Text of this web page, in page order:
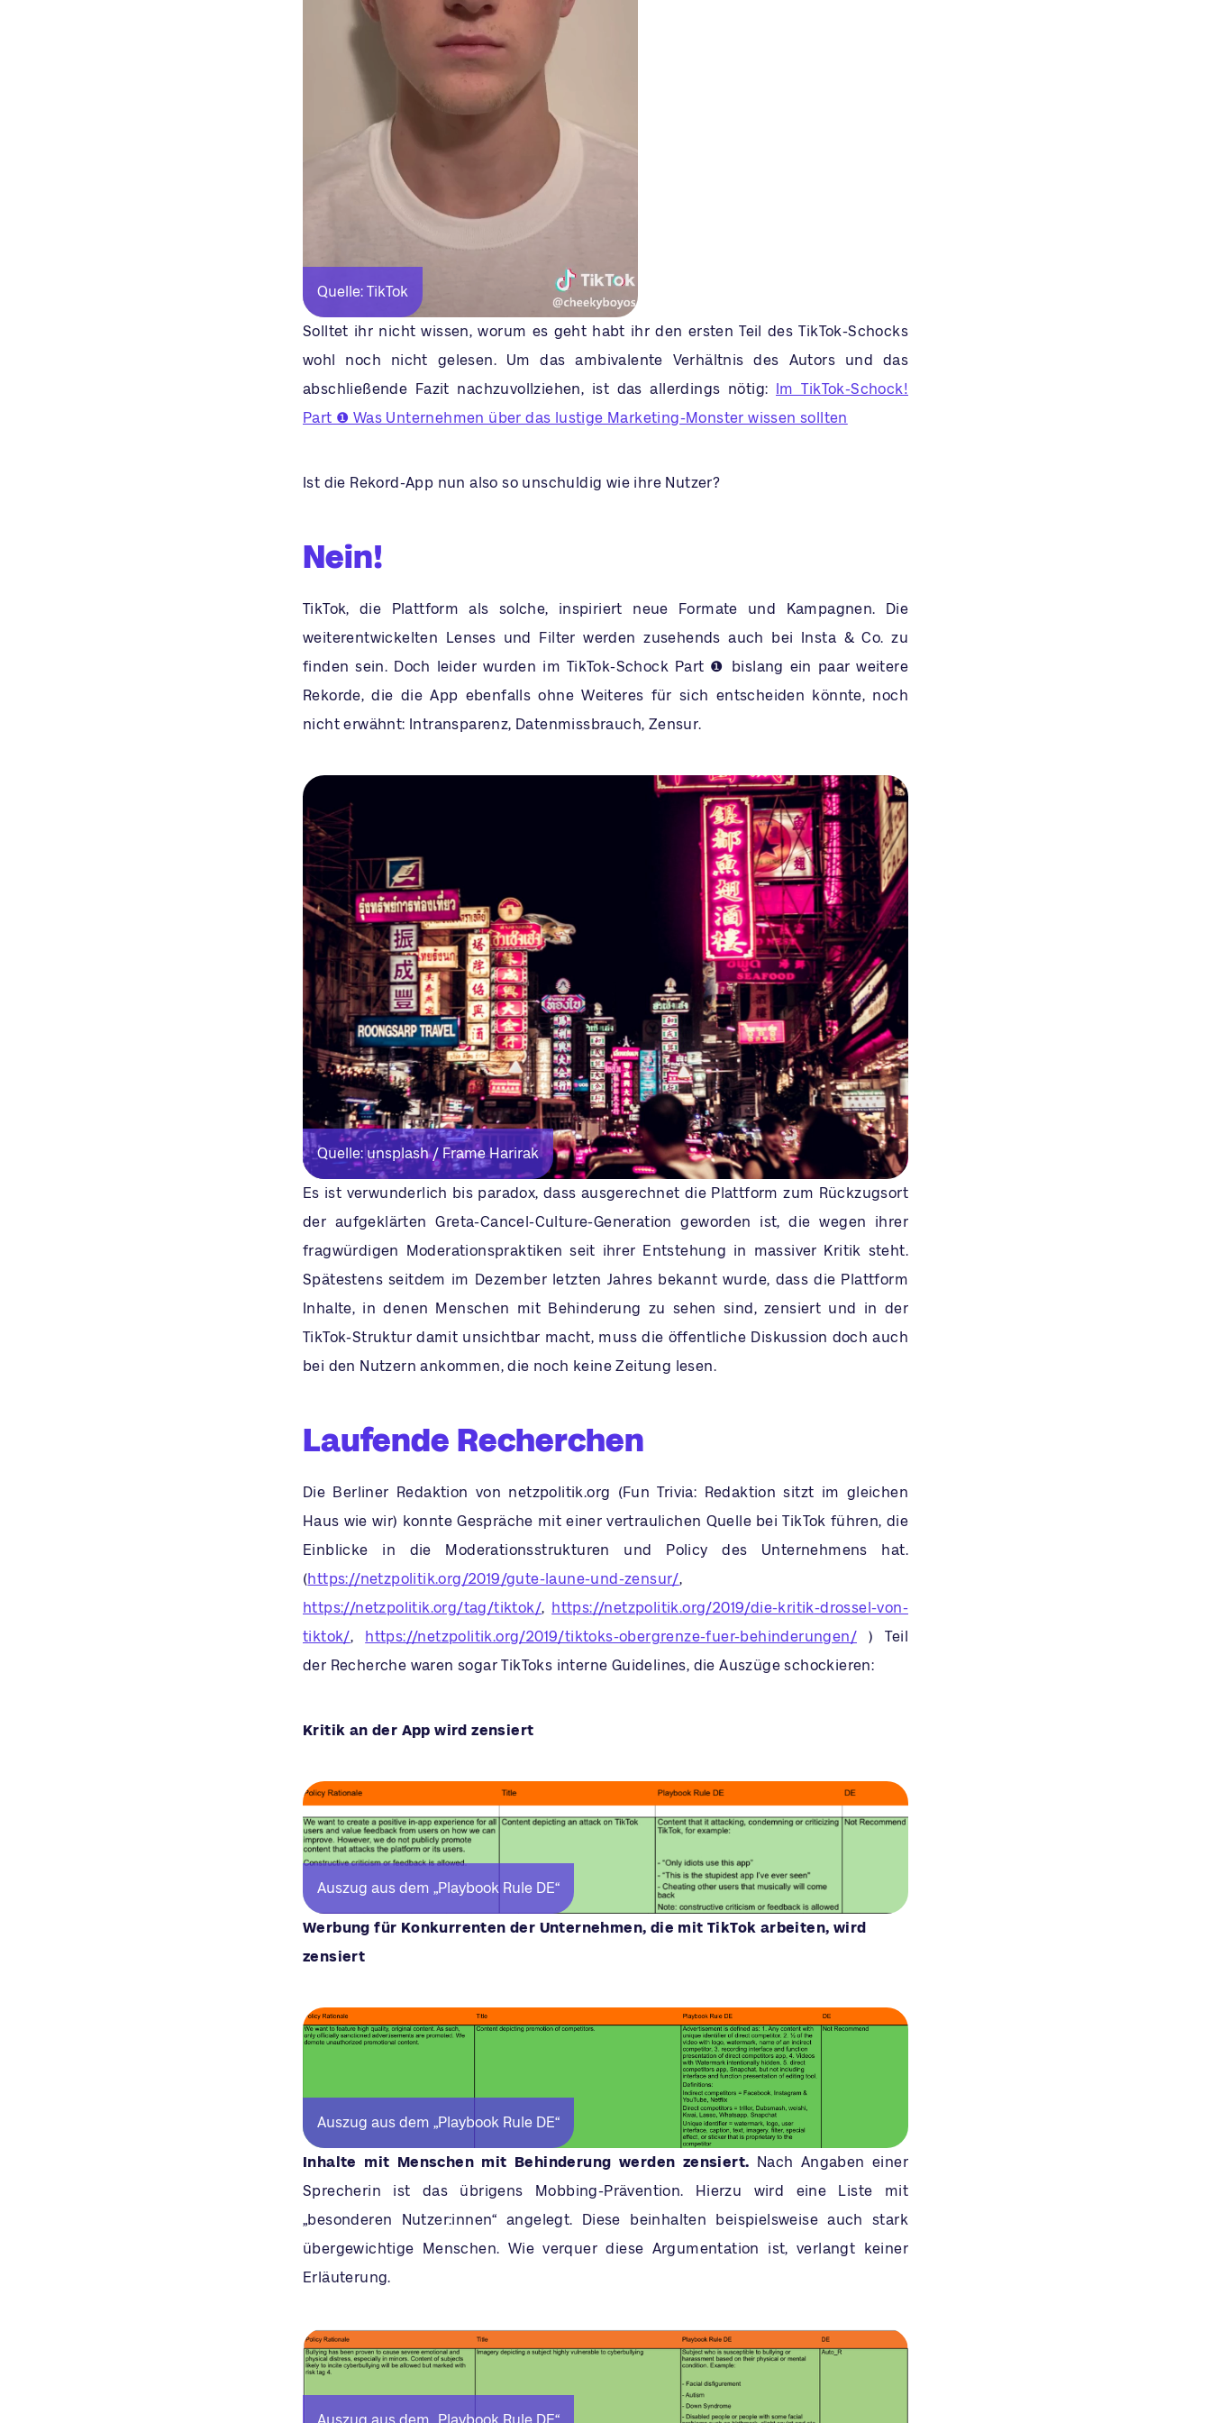
Quelle: TikTok
Solltet ihr nicht wissen, worum es geht habt ihr den ersten Teil des TikTok-Schocks
wohl noch nicht gelesen. Um das ambivalente Verhältnis des Autors und das
abschließende Fazit nachzuvollziehen, ist das allerdings nötig:
Im TikTok-Schock!
Part ❶ Was Unternehmen über das lustige Marketing-Monster wissen sollten
Ist die Rekord-App nun also so unschuldig wie ihre Nutzer?
Nein!
TikTok, die Plattform als solche, inspiriert neue Formate und Kampagnen. Die
weiterentwickelten Lenses und Filter werden zusehends auch bei Insta & Co. zu
finden sein. Doch leider wurden im TikTok-Schock Part ❶ bislang ein paar weitere
Rekorde, die die App ebenfalls ohne Weiteres für sich entscheiden könnte, noch
nicht erwähnt: Intransparenz, Datenmissbrauch, Zensur.
Quelle: unsplash / Frame Harirak
Es ist verwunderlich bis paradox, dass ausgerechnet die Plattform zum Rückzugsort
der aufgeklärten Greta-Cancel-Culture-Generation geworden ist, die wegen ihrer
fragwürdigen Moderationspraktiken seit ihrer Entstehung in massiver Kritik steht.
Spätestens seitdem im Dezember letzten Jahres bekannt wurde, dass die Plattform
Inhalte, in denen Menschen mit Behinderung zu sehen sind, zensiert und in der
TikTok-Struktur damit unsichtbar macht, muss die öffentliche Diskussion doch auch
bei den Nutzern ankommen, die noch keine Zeitung lesen.
Laufende Recherchen
Die Berliner Redaktion von netzpolitik.org (Fun Trivia: Redaktion sitzt im gleichen
Haus wie wir) konnte Gespräche mit einer vertraulichen Quelle bei TikTok führen, die
Einblicke in die Moderationsstrukturen und Policy des Unternehmens hat.
(https://netzpolitik.org/2019/gute-laune-und-zensur/,
https://netzpolitik.org/tag/tiktok/, https://netzpolitik.org/2019/die-kritik-drossel-von-
tiktok/, https://netzpolitik.org/2019/tiktoks-obergrenze-fuer-behinderungen/ ) Teil
der Recherche waren sogar TikToks interne Guidelines, die Auszüge schockieren:
Kritik an der App wird zensiert
Auszug aus dem „Playbook Rule DE“
Werbung für Konkurrenten der Unternehmen, die mit TikTok arbeiten, wird
zensiert
Auszug aus dem „Playbook Rule DE“
Inhalte mit Menschen mit Behinderung werden zensiert. Nach Angaben einer
Sprecherin ist das übrigens Mobbing-Prävention. Hierzu wird eine Liste mit
„besonderen Nutzer:innen“ angelegt. Diese beinhalten beispielsweise auch stark
übergewichtige Menschen. Wie verquer diese Argumentation ist, verlangt keiner
Erläuterung.